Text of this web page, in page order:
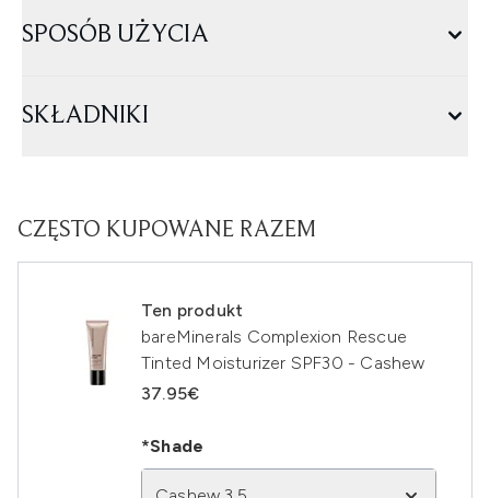
SPOSÓB UŻYCIA
SKŁADNIKI
CZĘSTO KUPOWANE RAZEM
Ten produkt
bareMinerals Complexion Rescue
Tinted Moisturizer SPF30 - Cashew
37.95€
*Shade